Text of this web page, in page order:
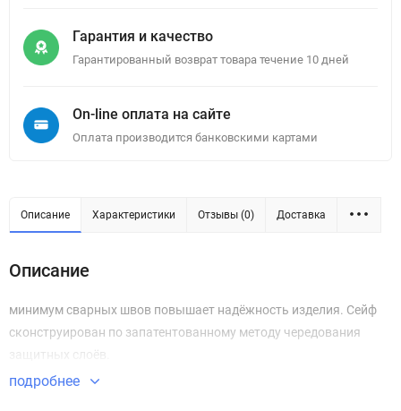
Гарантия и качество
Гарантированный возврат товара течение 10 дней
On-line оплата на сайте
Оплата производится банковскими картами
Описание Характеристики Отзывы (0) Доставка
Описание
минимум сварных швов повышает надёжность изделия. Сейф
сконструирован по запатентованному методу чередования
защитных слоёв.
подробнее